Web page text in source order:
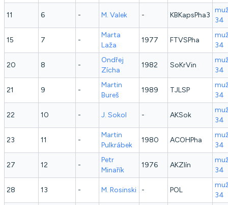
11 6 - M. Valek - KBKapsPha3
34
15 7 -
Marta
Laža
1977 FTVSPha
34
20 8 -
Ondřej
Zícha
1982 SoKrVin
34
21 9 -
Martin
Bureš
1989 TJLSP
34
22 10 - J. Sokol - AKSok
34
23 11 -
Martin
Pulkrábek
1980 ACOHPha
34
27 12 -
Petr
Minařík
1976 AKZlín
34
28 13 - M. Rosinski - POL
34